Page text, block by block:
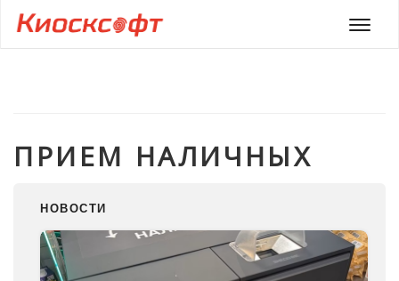
Меню
ПРИЕМ НАЛИЧНЫХ
НОВОСТИ